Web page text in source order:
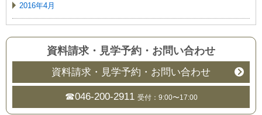
2016年4月
資料請求・見学予約 ・ お問い合わせ
資料請求・見学予約・お問い合わせ
☎046-200-2911 受付：9:00〜17:00